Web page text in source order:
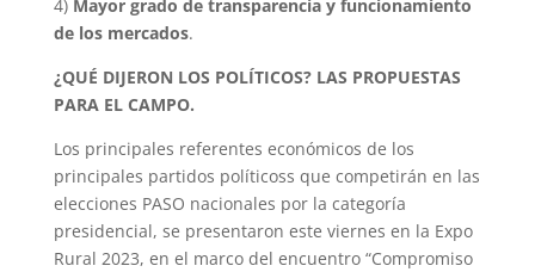
4) Mayor grado de transparencia y funcionamiento
de los mercados.
¿QUÉ DIJERON LOS POLÍTICOS? LAS PROPUESTAS
PARA EL CAMPO.
Los principales referentes económicos de los
principales partidos políticoss que competirán en las
elecciones PASO nacionales por la categoría
presidencial, se presentaron este viernes en la Expo
Rural 2023, en el marco del encuentro “Compromiso